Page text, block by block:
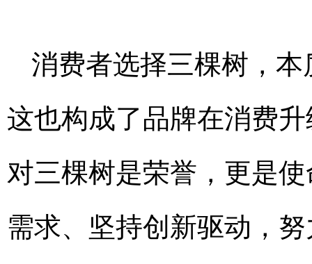
消费者选择三棵树，
这也构成了品牌在消费
对三棵树是荣誉，更是
需求、坚持创新驱动，